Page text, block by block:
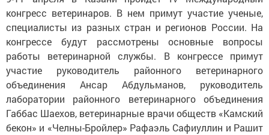
конгресс ветеринаров. В нем примут участие ученые,
специалисты из разных стран и регионов России. На
конгрессе будут рассмотрены основные вопросы
работы ветеринарной службы. В конгрессе примут
участие руководитель районного ветеринарного
объединения Ансар Абдульманов, руководитель
лаборатории районного ветеринарного объединения
Габбас Шаехов, ветеринарные врачи обществ «Камский
бекон» и «Челны-Бройлер» Рафаэль Сафиуллин и Рашит